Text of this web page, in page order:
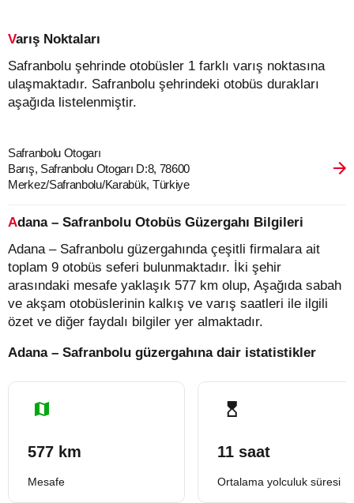
Varış Noktaları
Safranbolu şehrinde otobüsler 1 farklı varış noktasına
ulaşmaktadır. Safranbolu şehrindeki otobüs durakları
aşağıda listelenmiştir.
Safranbolu Otogarı
Barış, Safranbolu Otogarı D:8, 78600
Merkez/Safranbolu/Karabük, Türkiye
Adana – Safranbolu Otobüs Güzergahı Bilgileri
Adana – Safranbolu güzergahında çeşitli firmalara ait
toplam 9 otobüs seferi bulunmaktadır. İki şehir
arasındaki mesafe yaklaşık 577 km olup, Aşağıda sabah
ve akşam otobüslerinin kalkış ve varış saatleri ile ilgili
özet ve diğer faydalı bilgiler yer almaktadır.
Adana – Safranbolu güzergahına dair istatistikler
577 km
Mesafe
11 saat
Ortalama yolculuk süresi